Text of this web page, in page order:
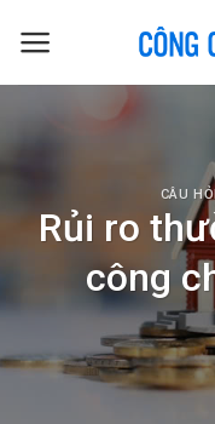
CÂU
Rủi ro
công